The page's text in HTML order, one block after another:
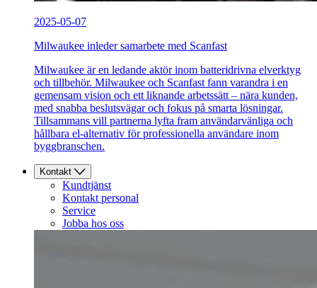
2025-05-07
Milwaukee inleder samarbete med Scanfast
Milwaukee är en ledande aktör inom batteridrivna elverktyg
och tillbehör. Milwaukee och Scanfast fann varandra i en
gemensam vision och ett liknande arbetssätt – nära kunden,
med snabba beslutsvägar och fokus på smarta lösningar.
Tillsammans vill partnerna lyfta fram användarvänliga och
hållbara el-alternativ för professionella användare inom
byggbranschen.
Kontakt
Kundtjänst
Kontakt personal
Service
Jobba hos oss